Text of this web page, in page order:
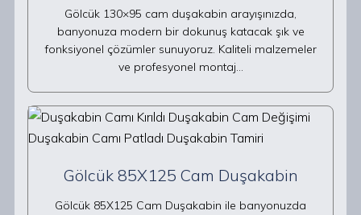
Gölcük 130×95 cam duşakabin arayışınızda,
banyonuza modern bir dokunuş katacak şık ve
fonksiyonel çözümler sunuyoruz. Kaliteli malzemeler
ve profesyonel montaj…
Gölcük 85X125 Cam Duşakabin
Gölcük 85X125 Cam Duşakabin ile banyonuzda